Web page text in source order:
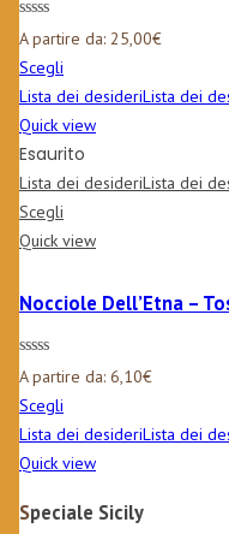
A partire da: 25,00€
Scegli
Lista dei desideriLista dei
Quick view
Esaurito
Lista dei desideriLista dei
Scegli
Quick view
Nocciole Dell’Etna –
A partire da: 6,10€
Scegli
Lista dei desideriLista dei
Quick view
Speciale Sicily